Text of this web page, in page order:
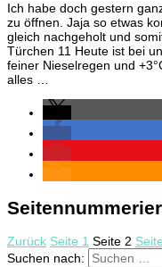
Ich habe doch gestern
zu öffnen. Jaja so etwas
gleich nachgeholt und
Türchen 11 Heute ist bei
feiner Nieselregen und
alles …
Zurück Seite 1 Seite 2 Seite
Suchen nach: